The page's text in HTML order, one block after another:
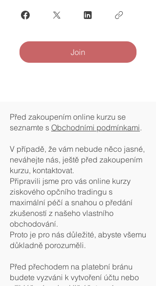
Join
Před zakoupením online kurzu se
seznamte s Obchodními podmínkami.
V případě, že vám nebude něco jasné,
neváhejte nás, ještě před zakoupením
kurzu, kontaktovat.
Připravili jsme pro vás online kurzy
ziskového opčního tradingu s
maximální péčí a snahou o předání
zkušeností z našeho vlastního
obchodování.
Proto je pro nás důležité, abyste všemu
důkladně porozuměli.
Před přechodem na platební bránu
budete vyzváni k vytvoření účtu nebo